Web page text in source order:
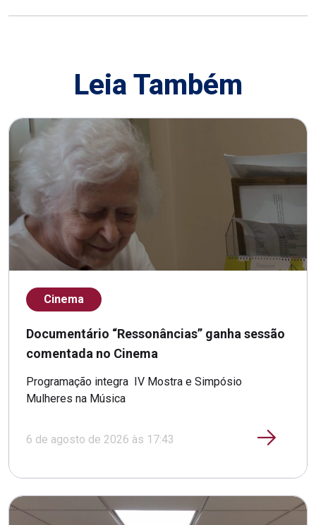
Leia Também
Cinema
Documentário “Ressonâncias” ganha sessão
comentada no Cinema
Programação integra IV Mostra e Simpósio
Mulheres na Música
6 de agosto de 2026 às 17:43